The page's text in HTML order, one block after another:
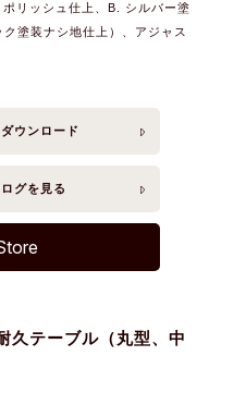
リッシュ仕上、B. シルバー塗
塗装ナシ地仕上）、アジャス
ダウンロード
グを 見る
久テーブル（丸型、中